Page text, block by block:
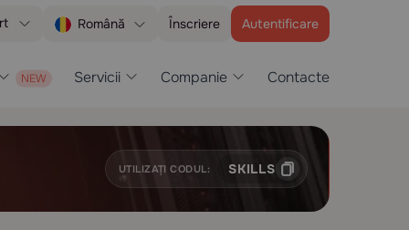
Română Înscriere Autentificare
Servicii Companie Contacte
UTILIZAȚI CODUL: SKILLS